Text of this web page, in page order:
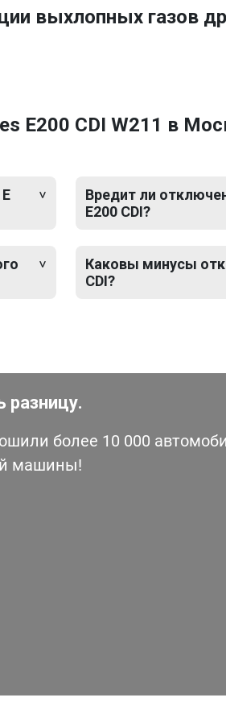
выхлопных газов
E200 CDI W211 в
Вредит ли
E200 CDI?
Каковы минусы
CDI?
разницу.
более 10 000
машины!